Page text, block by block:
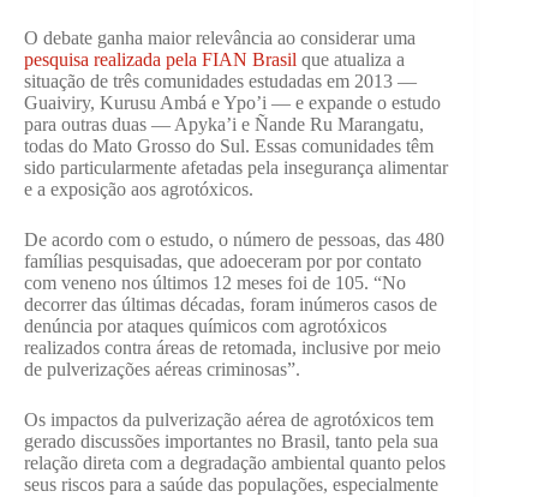
O debate ganha maior relevância ao considerar uma
pesquisa realizada pela FIAN Brasil que atualiza a
situação de três comunidades estudadas em 2013 —
Guaiviry, Kurusu Ambá e Ypo’i — e expande o estudo
para outras duas — Apyka’i e Ñande Ru Marangatu,
todas do Mato Grosso do Sul. Essas comunidades têm
sido particularmente afetadas pela insegurança alimentar
e a exposição aos agrotóxicos.
De acordo com o estudo, o número de pessoas, das 480
famílias pesquisadas, que adoeceram por por contato
com veneno nos últimos 12 meses foi de 105. “No
decorrer das últimas décadas, foram inúmeros casos de
denúncia por ataques químicos com agrotóxicos
realizados contra áreas de retomada, inclusive por meio
de pulverizações aéreas criminosas”.
Os impactos da pulverização aérea de agrotóxicos tem
gerado discussões importantes no Brasil, tanto pela sua
relação direta com a degradação ambiental quanto pelos
seus riscos para a saúde das populações, especialmente